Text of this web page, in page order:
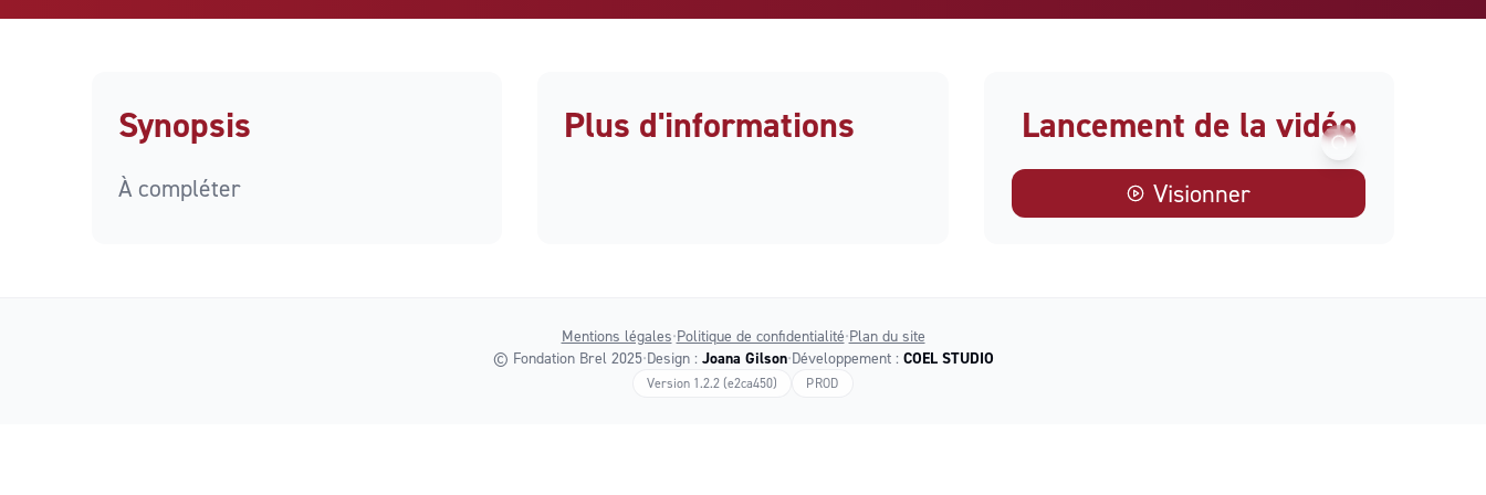
Synopsis
À compléter
Plus d'informations Lancement de la vidéo
Visionner
Mentions légales•Politique de confidentialité•Plan du site
© Fondation Brel 2025•Design : Joana Gilson•Développement : COEL STUDIO
Version 1.2.2 (e2ca450) PROD